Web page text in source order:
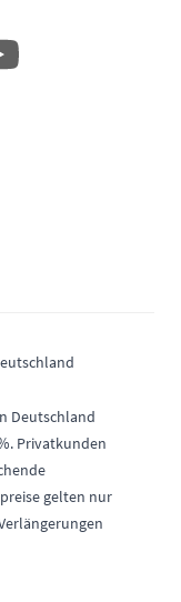
Deutschland
Privatkunden
gelten nur